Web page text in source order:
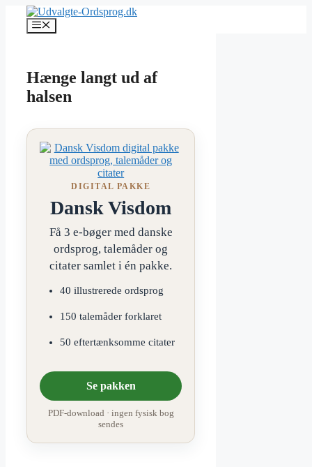
indhold
Menu
Hænge langt ud af
halsen
DIGITAL PAKKE
Dansk Visdom
Få 3 e-bøger med danske
ordsprog, talemåder og
citater samlet i én pakke.
40 illustrerede ordsprog
150 talemåder forklaret
50 eftertænksomme citater
Se pakken
PDF-download · ingen fysisk bog
sendes